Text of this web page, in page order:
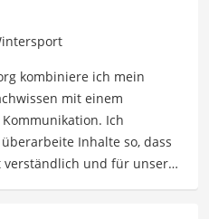
kombiniere ich mein
mit einem
Ich
Inhalte so, dass
und für unsere